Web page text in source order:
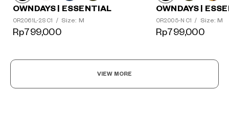
OWNDAYS | ESSENTIAL
OR2061L-2S C1 / Size: M
Rp799,000
OWNDAYS |
OR2005-N C1 / Size: M
Rp799,000
VIEW MORE